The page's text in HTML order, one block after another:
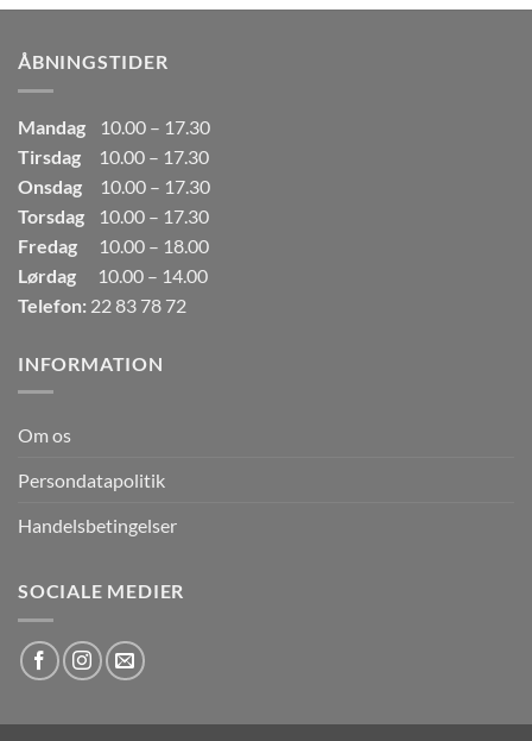
var:
er:
ÅBNINGSTIDER
Mandag
10.00 – 17.30
Tirsdag
10.00 – 17.30
Onsdag
10.00 – 17.30
Torsdag
10.00 – 17.30
Fredag
10.00 – 18.00
Lørdag
10.00 – 14.00
Telefon: 22 83 78 72
INFORMATION
Om os
Persondatapolitik
Handelsbetingelser
SOCIALE MEDIER